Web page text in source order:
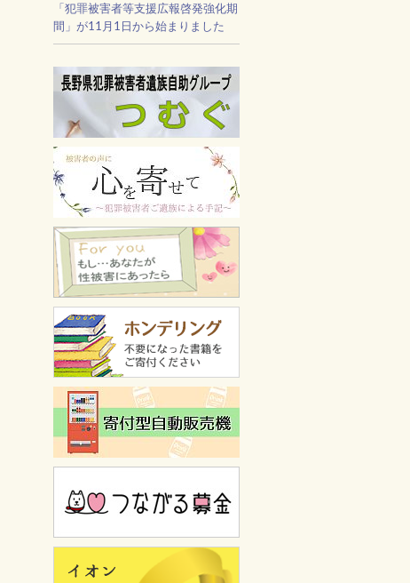
「犯罪被害者等支援広報啓発強化期
間」が11月1日から始まりました